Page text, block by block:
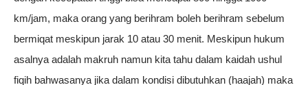
km/jam, maka orang yang berihram boleh berihram sebelum
bermiqat meskipun jarak 10 atau 30 menit. Meskipun hukum
asalnya adalah makruh namun kita tahu dalam kaidah ushul
fiqih bahwasanya jika dalam kondisi dibutuhkan (haajah) maka